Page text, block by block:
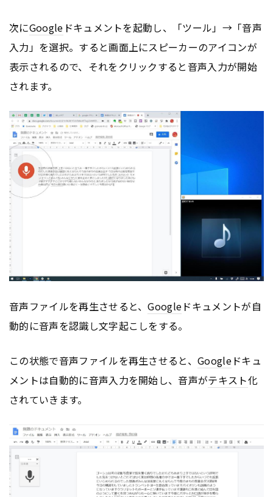
次にGoogle ドキュメントを起動し、「ツール」→「音声
入力」を選択。すると画面上にスピーカーのアイコンが
表示されるので、それをクリックすると音声入力が開始
されます。
音声ファイルを再生させると、Googleドキュメントが自
動的に音声を認識し文字起こしをする。
この状態で音声ファイルを再生させると、Googleドキュ
メントは自動的に音声入力を開始し、音声がテキスト化
されていきます。